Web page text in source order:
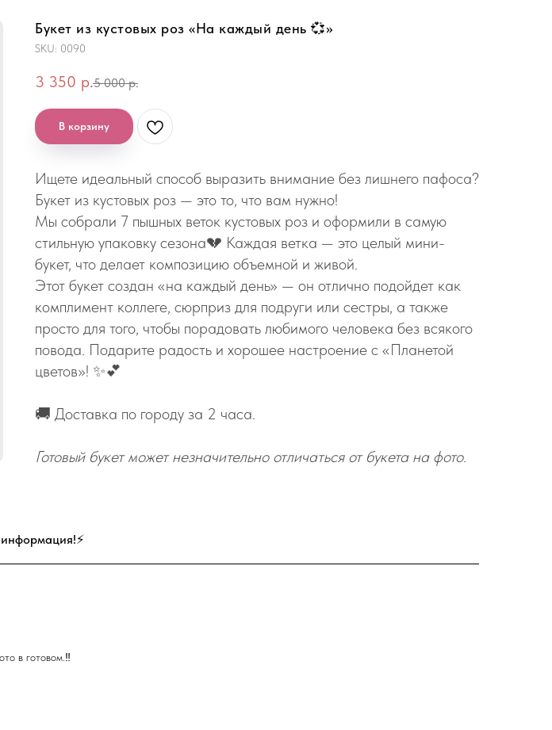
Букет из кустовых роз «На каждый день 💞»
SKU: 0090
3 350 р.5 000 р.
В корзину
Ищете идеальный способ выразить внимание без лишнего пафоса?
Букет из кустовых роз — это то, что вам нужно!
Мы собрали 7 пышных веток кустовых роз и оформили в самую
стильную упаковку сезона💔 Каждая ветка — это целый мини-
букет, что делает композицию объемной и живой.
Этот букет создан «на каждый день» — он отлично подойдет как
комплимент коллеге, сюрприз для подруги или сестры, а также
просто для того, чтобы порадовать любимого человека без всякого
повода. Подарите радость и хорошее настроение с «Планетой
цветов»! ✨💕
🚚 Доставка по городу за 2 часа.
Готовый букет может незначительно отличаться от букета на фото.
в готовом.‼️